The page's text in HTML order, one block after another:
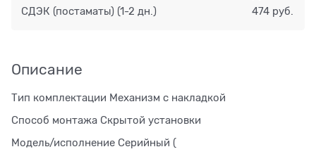
СДЭК (постаматы) (1-2 дн.) 474 руб.
Описание
Тип комплектации Механизм с накладкой
Способ монтажа Скрытой установки
Модель/исполнение Серийный (